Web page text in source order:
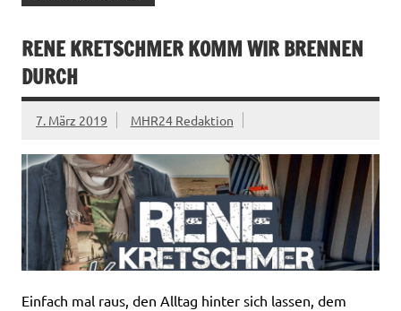
RENE KRETSCHMER KOMM WIR BRENNEN
DURCH
7. März 2019 MHR24 Redaktion
Einfach mal raus, den Alltag hinter sich lassen, dem